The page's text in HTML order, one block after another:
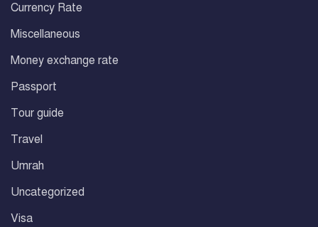
Currency Rate
Miscellaneous
Money exchange rate
Passport
Tour guide
Travel
Umrah
Uncategorized
Visa